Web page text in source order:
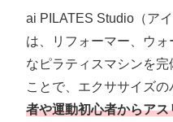
ai PILATES Studio（ア
は、リフォーマー、ウ
なピラティスマシンを
ことで、エクササイズの
者や運動初心者からア